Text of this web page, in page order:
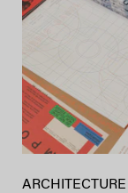
ARCHITECTURE